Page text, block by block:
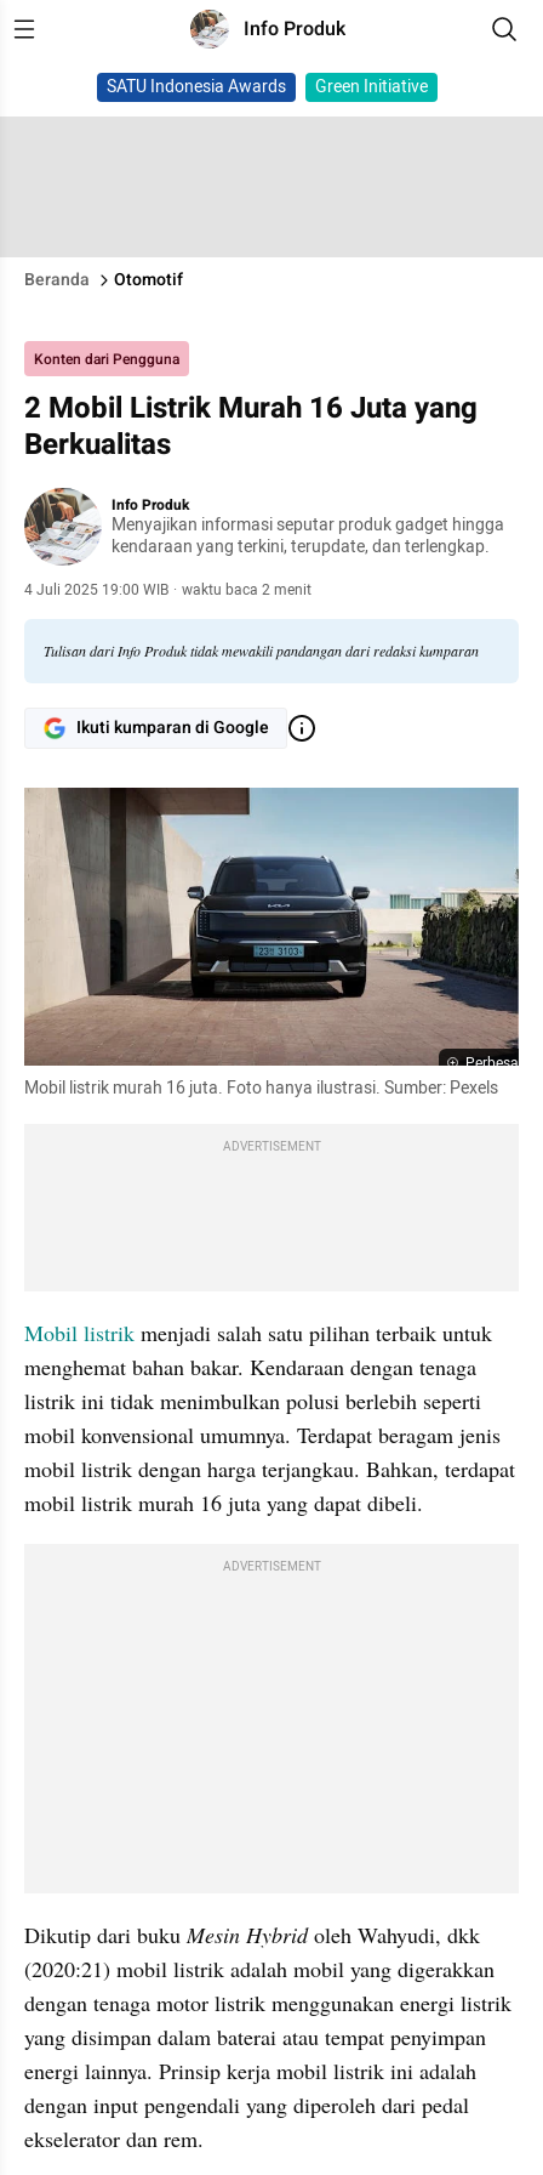
Info Produk
SATU Indonesia Awards Green Initiative
Beranda Otomotif
Konten dari Pengguna
2 Mobil Listrik Murah 16 Juta yang
Berkualitas
Info Produk
Menyajikan informasi seputar produk gadget hingga
kendaraan yang terkini, terupdate, dan terlengkap.
4 Juli 2025 19:00 WIB · waktu baca 2 menit
Tulisan dari Info Produk tidak mewakili pandangan dari redaksi kumparan
Ikuti kumparan di Google
Perbesar
Mobil listrik murah 16 juta. Foto hanya ilustrasi. Sumber: Pexels
ADVERTISEMENT
Mobil listrik menjadi salah satu pilihan terbaik untuk
menghemat bahan bakar. Kendaraan dengan tenaga
listrik ini tidak menimbulkan polusi berlebih seperti
mobil konvensional umumnya. Terdapat beragam jenis
mobil listrik dengan harga terjangkau. Bahkan, terdapat
mobil listrik murah 16 juta yang dapat dibeli.
ADVERTISEMENT
Dikutip dari buku Mesin Hybrid oleh Wahyudi, dkk
(2020:21) mobil listrik adalah mobil yang digerakkan
dengan tenaga motor listrik menggunakan energi listrik
yang disimpan dalam baterai atau tempat penyimpan
energi lainnya. Prinsip kerja mobil listrik ini adalah
dengan input pengendali yang diperoleh dari pedal
ekselerator dan rem.